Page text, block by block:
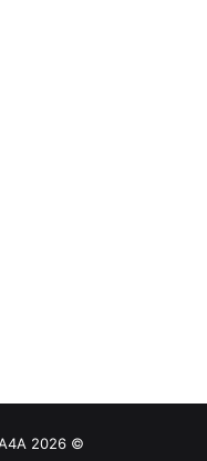
© VGA4A 2026, جميع الحقوق محفوظة